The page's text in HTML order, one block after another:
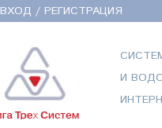
ВХОД / РЕГИСТРАЦИЯ
И